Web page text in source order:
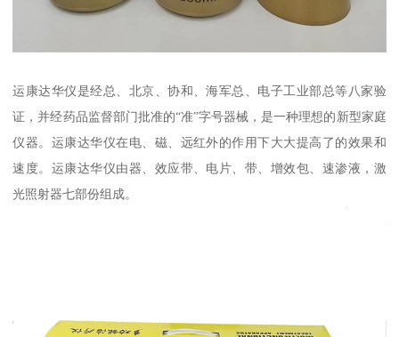
运康达华仪是经总、北京、协和、海军总、电子工业部总等八家验
证，并经药品监督部门批准的“准”字号器械，是一种理想的新型家庭
仪器。运康达华仪在电、磁、远红外的作用下大大提高了的效果和
速度。运康达华仪由器、效应带、电片、带、增效包、速渗液，激
光照射器七部份组成。